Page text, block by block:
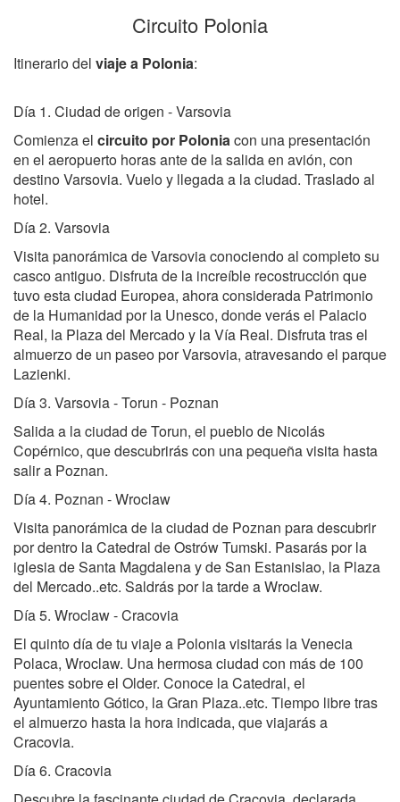
Circuito Polonia
Itinerario del viaje a Polonia:
Día 1. Ciudad de origen - Varsovia
Comienza el circuito por Poloniacon una presentación
en el aeropuerto horas ante de la salida en avión, con
destino Varsovia. Vuelo y llegada a la ciudad. Traslado al
hotel.
Día 2. Varsovia
Visita panorámica de Varsovia conociendo al completo su
casco antiguo. Disfruta de la increíble recostrucción que
tuvo esta ciudad Europea, ahora considerada Patrimonio
de la Humanidad por la Unesco, donde verás el Palacio
Real, la Plaza del Mercado y la Vía Real. Disfruta tras el
almuerzo de un paseo por Varsovia, atravesando el parque
Lazienki.
Día 3. Varsovia - Torun - Poznan
Salida a la ciudad de Torun, el pueblo de Nicolás
Copérnico, que descubrirás con una pequeña visita hasta
salir a Poznan.
Día 4. Poznan - Wroclaw
Visita panorámica de la ciudad de Poznan para descubrir
por dentro la Catedral de Ostrów Tumski. Pasarás por la
iglesia de Santa Magdalena y de San Estanislao, la Plaza
del Mercado..etc. Saldrás por la tarde a Wroclaw.
Día 5. Wroclaw - Cracovia
El quinto día de tu viaje a Polonia visitarás la Venecia
Polaca, Wroclaw. Una hermosa ciudad con más de 100
puentes sobre el Older. Conoce la Catedral, el
Ayuntamiento Gótico, la Gran Plaza..etc. Tiempo libre tras
el almuerzo hasta la hora indicada, que viajarás a
Cracovia.
Día 6. Cracovia